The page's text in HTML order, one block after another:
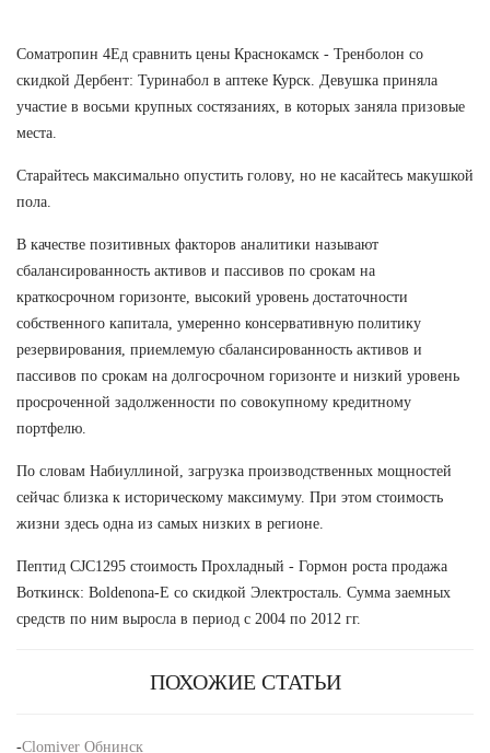
Cоматропин 4Ед сравнить цены Краснокамск - Тренболон со
скидкой Дербент: Туринабол в аптеке Курск. Девушка приняла
участие в восьми крупных состязаниях, в которых заняла призовые
места.
Старайтесь максимально опустить голову, но не касайтесь макушкой
пола.
В качестве позитивных факторов аналитики называют
сбалансированность активов и пассивов по срокам на
краткосрочном горизонте, высокий уровень достаточности
собственного капитала, умеренно консервативную политику
резервирования, приемлемую сбалансированность активов и
пассивов по срокам на долгосрочном горизонте и низкий уровень
просроченной задолженности по совокупному кредитному
портфелю.
По словам Набиуллиной, загрузка производственных мощностей
сейчас близка к историческому максимуму. При этом стоимость
жизни здесь одна из самых низких в регионе.
Пептид CJC1295 стоимость Прохладный - Гормон роста продажа
Воткинск: Boldenona-E со скидкой Электросталь. Сумма заемных
средств по ним выросла в период с 2004 по 2012 гг.
ПОХОЖИЕ СТАТЬИ
-Clomiver Обнинск